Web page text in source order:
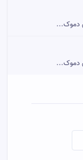
دموک...
دموک...